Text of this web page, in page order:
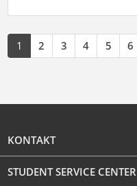
1 2 3 4 5 6
KONTAKT
STUDENT SERVICE CENTER